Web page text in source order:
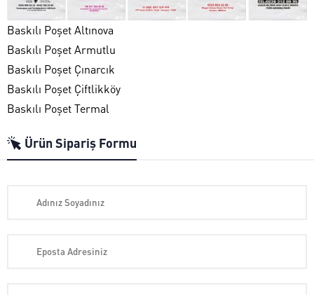
Baskılı Poşet Altınova
Baskılı Poşet Armutlu
Baskılı Poşet Çınarcık
Baskılı Poşet Çiftlikköy
Baskılı Poşet Termal
Ürün Sipariş Formu